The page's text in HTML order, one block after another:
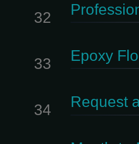
32
33 Epoxy
34 Request